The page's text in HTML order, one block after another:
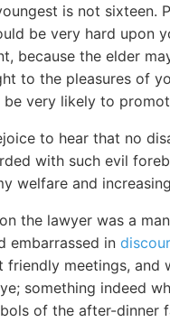
is not sixteen.
be very hard upon
because the elder
to the pleasures of
very likely to
to hear that no
with such evil
welfare and
the lawyer was a
embarrassed in
friendly meetings, and
something indeed
of the after-dinner